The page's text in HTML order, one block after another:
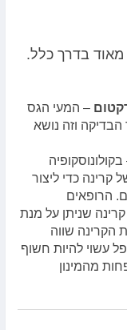
מאוד בדרך כלל.
– המעי הגס
וזה נושא
בקולונוסקופיה
קרינה כדי ליצור
הרופאים
שניתן על מנת
הקרינה שווה
עשוי להיות חשוף
מהמינון